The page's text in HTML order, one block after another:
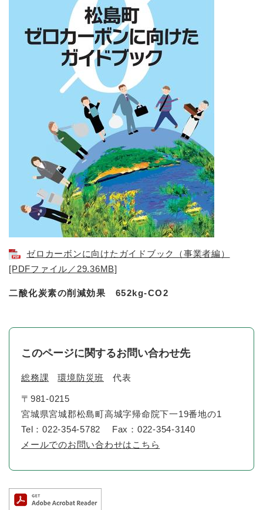
ゼロカーボンに向けたガイドブック（事業者編）
[PDFファイル／29.36MB]
二酸化炭素の削減効果 652kg-CO2
このページに関するお問い合わせ先
総務課 環境防災班 代表
〒981-0215
宮城県宮城郡松島町高城字帰命院下一19番地の1
Tel：022-354-5782
Fax：022-354-3140
メールでのお問い合わせはこちら